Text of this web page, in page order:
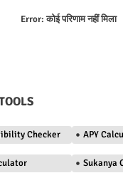
Error:कोई परिणाम नहीं मिला
Checker APY
Sukanya